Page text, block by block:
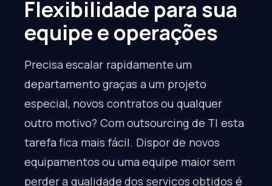
Flexibilidade para sua
equipe e operações
Precisa escalar rapidamente um
departamento graças a um projeto
especial, novos contratos ou qualquer
outro motivo? Com outsourcing de TI esta
tarefa fica mais fácil. Dispor de novos
equipamentos ou uma equipe maior sem
perder a qualidade dos serviços obtidos é